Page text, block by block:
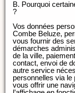
B. Pourquoi
?
Vos données
Combe Beluze,
vous fournir des services
démarches
de la ville, paiement en ligne, réponse aux demandes de
contact, envoi de documentations ou d'informations, et tout
autre service nécessitant de
personnelles via le
vous offrir une navigation